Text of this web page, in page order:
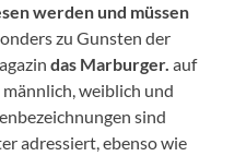
werden und müssen
zu Gunsten der
das Marburger. auf
weiblich und
sind
adressiert, ebenso wie